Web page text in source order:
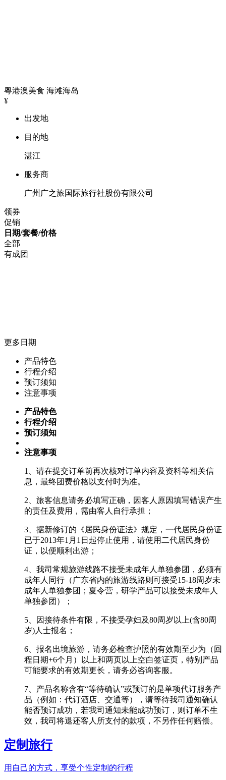
粵港澳美食 海滩海岛
¥
出发地
目的地
湛江
服务商
广州广之旅国际旅行社股份有限公司
领券
促销
日期/套餐/价格
全部
有成团
更多日期
产品特色
行程介绍
预订须知
注意事项
产品特色
行程介绍
预订须知
注意事项
1、请在提交订单前再次核对订单内容及资料等相关信
息，最终团费价格以支付时为准。
2、旅客信息请务必填写正确，因客人原因填写错误产生
的责任及费用，需由客人自行承担；
3、据新修订的《居民身份证法》规定，一代居民身份证
已于2013年1月1日起停止使用，请使用二代居民身份
证，以便顺利出游；
4、我司常规旅游线路不接受未成年人单独参团，必须有
成年人同行（广东省内的旅游线路则可接受15-18周岁未
成年人单独参团；夏令营，研学产品可以接受未成年人
单独参团）；
5、因接待条件有限，不接受孕妇及80周岁以上(含80周
岁)人士报名；
6、报名出境旅游，请务必检查护照的有效期至少为（回
程日期+6个月）以上和两页以上空白签证页，特别产品
可能要求的有效期更长，请务必咨询客服。
7、产品名称含有“等待确认”或预订的是单项代订服务产
品（例如：代订酒店、交通等），请等待我司通知确认
能否预订成功，若我司通知未能成功预订，则订单不生
效，我司将退还客人所支付的款项，不另作任何赔偿。
定制旅行
用自己的方式，享受个性定制的行程